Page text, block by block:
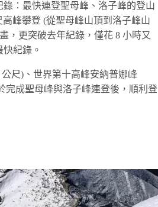
：最快連登聖母峰、洛子峰的登山
峰攀登 (從聖母峰山頂到洛子峰山
，更突破去年紀錄，僅花 8 小時又
紀錄。
尺)、世界第十高峰安納普娜峰
完成聖母峰與洛子峰連登後，順利登